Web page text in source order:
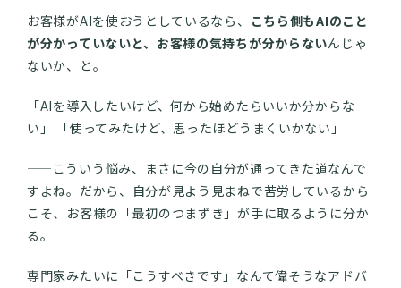
お客様がAIを使おうとしているなら、 こちら側もAIのこと
が分かっていないと、お客様の気持ちが分からないんじゃ
ないか、と。
「AIを導入したいけど、何から始めたらいいか分からな
い」 「使ってみたけど、思ったほどうまくいかない」
——こういう悩み、まさに今の自分が通ってきた道なんで
すよね。だから、自分が見よう見まねで苦労しているから
こそ、お客様の「最初のつまずき」が手に取るように分か
る。
専門家みたいに「こうすべきです」なんて偉そうなアドバ